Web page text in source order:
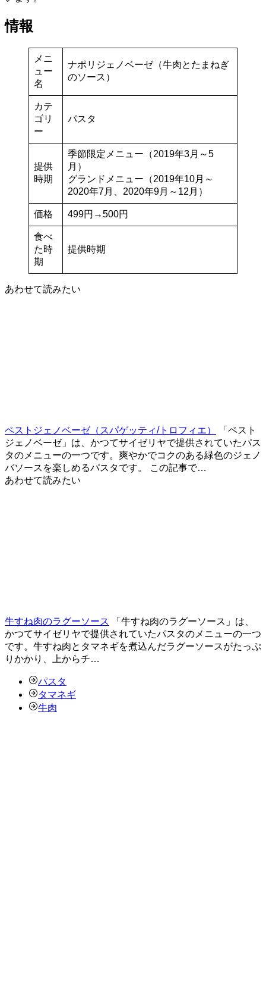
情報
メニ
ュー
名
ナポリジェノベーゼ（牛肉とたまねぎ
のソース）
カテ
ゴリ
ー
パスタ
提供
時期
季節限定メニュー（2019年3月～5
月）
グランドメニュー（2019年10月～
2020年7月、2020年9月～12月）
価格 499円→500円
食べ
た時
期
提供時期
あわせて読みたい
ペストジェノベーゼ（スパゲッティ/トロフィエ）
「ペスト
ジェノベーゼ」は、かつてサイゼリヤで提供されていたパス
タのメニューの一つです。爽やかでコクのある緑色のジェノ
バソースを楽しめるパスタです。 この記事で…
あわせて読みたい
牛すね肉のラグーソース
「牛すね肉のラグーソース」は、
かつてサイゼリヤで提供されていたパスタのメニューの一つ
です。牛すね肉とタマネギを煮込んだラグーソースがたっぷ
りかかり、上からチ…
パスタ
タマネギ
牛肉